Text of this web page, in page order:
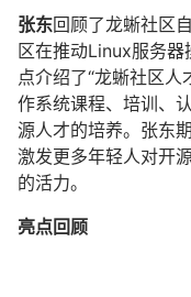
张东回顾了龙蜥社区
区在推动Linux服务
点介绍了“龙蜥社区
作系统课程、培训、
源人才的培养。张东
激发更多年轻人对开
的活力。
亮点回顾